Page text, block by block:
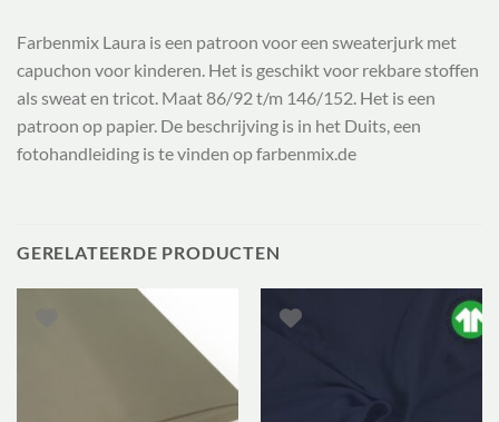
Farbenmix Laura is een patroon voor een sweaterjurk met
capuchon voor kinderen. Het is geschikt voor rekbare stoffen
als sweat en tricot. Maat 86/92 t/m 146/152. Het is een
patroon op papier. De beschrijving is in het Duits, een
fotohandleiding is te vinden op farbenmix.de
GERELATEERDE PRODUCTEN